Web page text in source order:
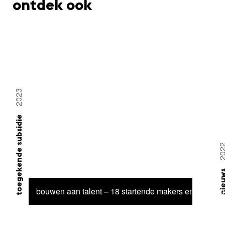
ontdek ook
bouwen aan talent – 18 startende makers en
toegekende subsidie
2023